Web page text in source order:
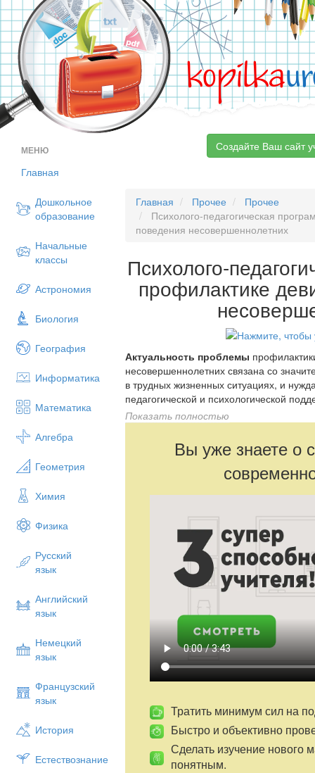
kopilka
МЕНЮ
Главная
Дошкольное
образование
Начальные
классы
Астрономия
Биология
География
Информатика
Математика
Алгебра
Геометрия
Химия
Физика
Русский
язык
Английский
язык
Немецкий
язык
Французский
язык
История
Естествознание
Создайте Ваш сайт
Главная Прочее
Прочее
Психолого-педагогическая
поведения несовершеннолетних
Психолого-
профилактике
Актуальность проблемы
несовершеннолетних связана со
в трудных жизненных ситуациях, и
педагогической и психологической
быть характерными ощущение
неприязни по отношению к взрослым,
обществе, моральным устоям
окружающего мира, замещение
выразить себя через нарушение
Показать полностью
Вы уже знаете о
Тратить минимум сил на
Быстро и объективно
Сделать изучение нового
понятным.